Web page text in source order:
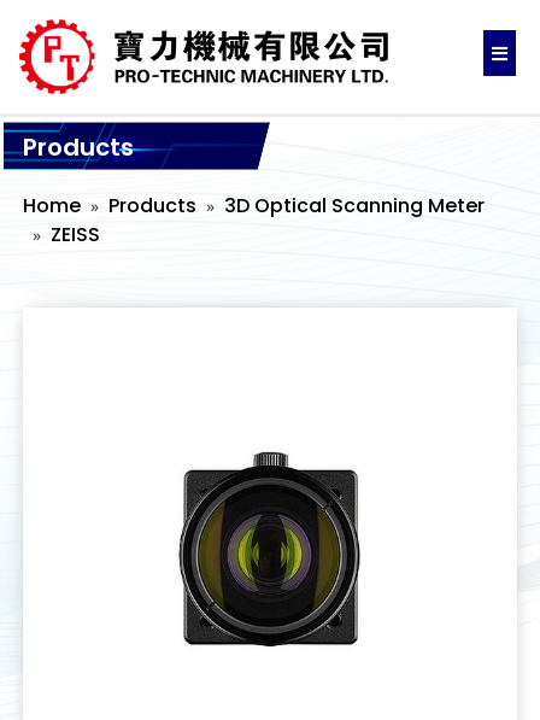
Products
Home Products
3D Optical Scanning Meter
ZEISS